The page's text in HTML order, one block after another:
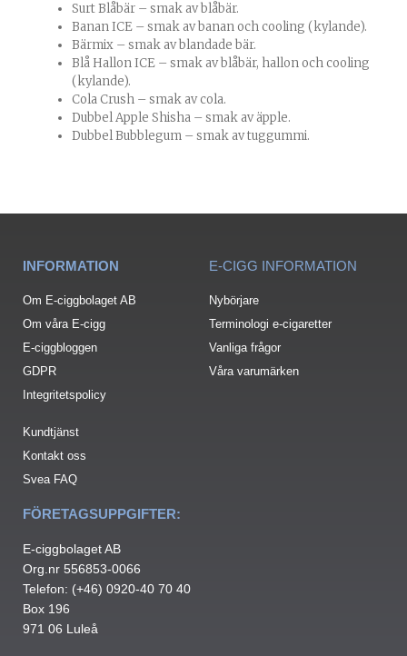
Surt Blåbär – smak av blåbär.
Banan ICE – smak av banan och cooling (kylande).
Bärmix – smak av blandade bär.
Blå Hallon ICE – smak av blåbär, hallon och cooling
(kylande).
Cola Crush – smak av cola.
Dubbel Apple Shisha – smak av äpple.
Dubbel Bubblegum – smak av tuggummi.
INFORMATION
Om E-ciggbolaget AB
Om våra E-cigg
E-ciggbloggen
GDPR
Integritetspolicy
Kundtjänst
Kontakt oss
Svea FAQ
E-CIGG INFORMATION
Nybörjare
Terminologi e-cigaretter
Vanliga frågor
Våra varumärken
FÖRETAGSUPPGIFTER:
E-ciggbolaget AB
Org.nr 556853-0066
Telefon: (+46) 0920-40 70 40
Box 196
971 06 Luleå